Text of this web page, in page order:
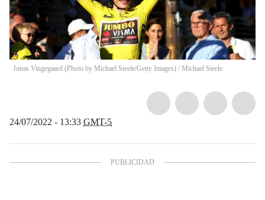
Jonas Vingegaard (Photo by Michael Steele/Getty Images) / Michael Steele
24/07/2022 - 13:33 GMT-5